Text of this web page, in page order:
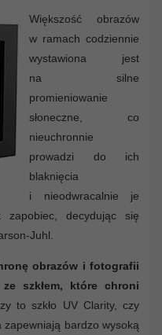
Większość obrazów
w ramach codziennie
wystawiona jest
na silne
promieniowanie
słoneczne, co
nieuchronnie
prowadzi do ich
blaknięcia
i nieodwracalnie je
zapobiec, decydując się
Juhl.
obrazów i fotografii
szkłem, które chroni
to szkło UV Clarity, czy
zapewniają bardzo wysoką